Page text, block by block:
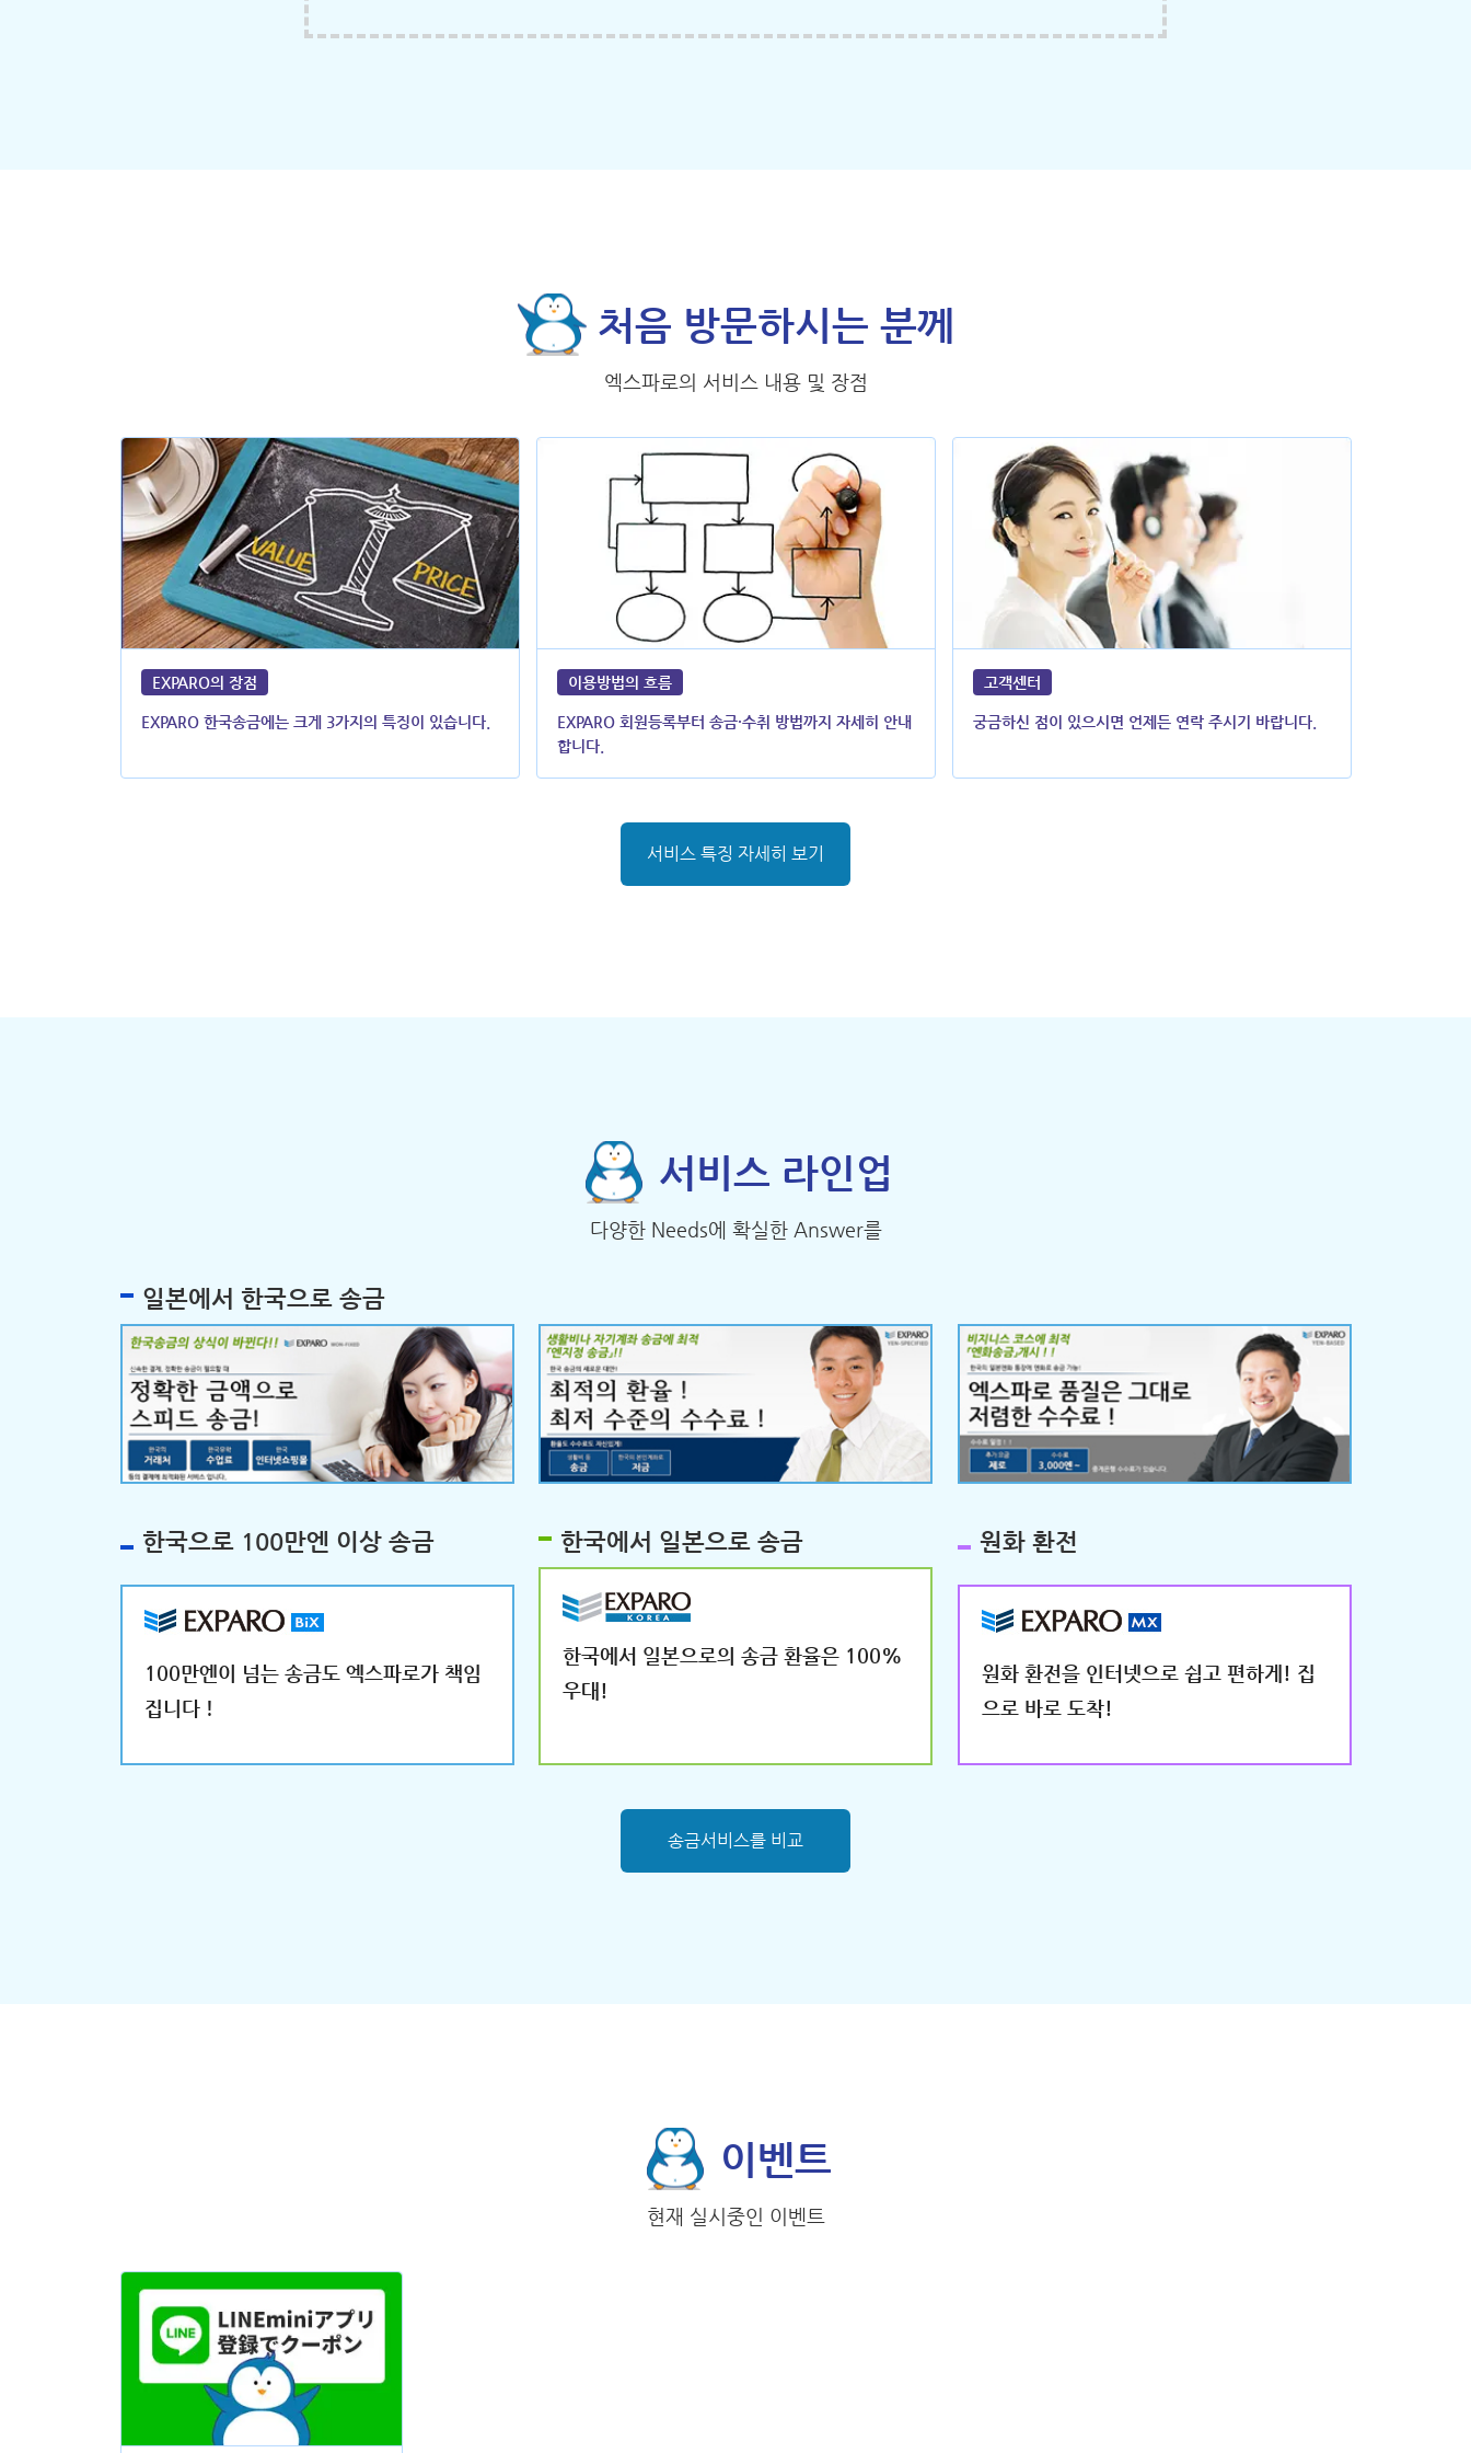
처음 방문하시는 분께
엑스파로의 서비스 내용 및 장점
EXPARO의 장점
EXPARO 한국송금에는 크게 3가지의 특징이 있습니다.
이용방법의 흐름
EXPARO 회원등록부터 송금·수취 방법까지 자세히 안내
합니다.
고객센터
궁금하신 점이 있으시면 언제든 연락 주시기 바랍니다.
서비스 특징 자세히 보기
서비스 라인업
다양한 Needs에 확실한 Answer를
일본에서 한국으로 송금
한국으로 100만엔 이상 송금
100만엔이 넘는 송금도 엑스파로가 책임
집니다！
한국에서 일본으로 송금
한국에서 일본으로의 송금 환율은 100%
우대!
원화 환전
원화 환전을 인터넷으로 쉽고 편하게! 집
으로 바로 도착!
송금서비스를 비교
이벤트
현재 실시중인 이벤트